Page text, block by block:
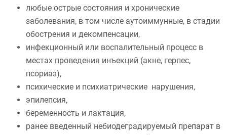
любые острые состояния и хронические
заболевания, в том числе аутоиммунные, в стадии
обострения и декомпенсации,
инфекционный или воспалительный процесс в
местах проведения инъекций (акне, герпес,
псориаз),
психические и психиатрические нарушения,
эпилепсия,
беременность и лактация,
ранее введенный небиодеградируемый препарат в